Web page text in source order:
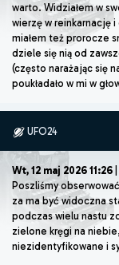
warto. Widziałem w
wierzę w reinkarnację
miałem też prorocze
dziele się nią od
(często narażając się
poukładało w mi w
UFO24
Wt, 12 maj 2026 11:26
Poszliśmy
za ma być widoczna
podczas wielu nastu
zielone kręgi na
niezidentyfikowane i